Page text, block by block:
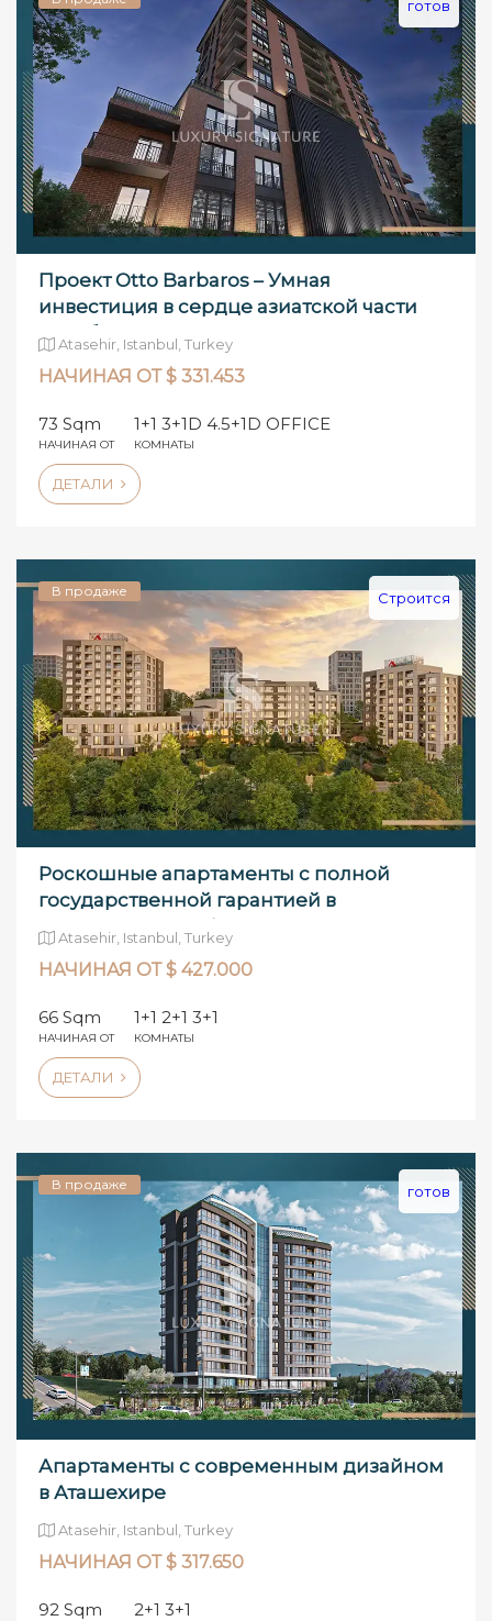
готов
Проект Otto Barbaros – Умная
инвестиция в сердце азиатской части
Стамбула
Atasehir, Istanbul, Turkey
НАЧИНАЯ ОТ $ 331.453
73 Sqm
НАЧИНАЯ ОТ
1+1 3+1D 4.5+1D OFFICE
КОМНАТЫ
ДЕТАЛИ
В продаже Строится
Роскошные апартаменты с полной
государственной гарантией в
Аташехире, азиа�
Atasehir, Istanbul, Turkey
НАЧИНАЯ ОТ $ 427.000
66 Sqm
НАЧИНАЯ ОТ
1+1 2+1 3+1
КОМНАТЫ
ДЕТАЛИ
В продаже готов
Апартаменты с современным дизайном
в Аташехире
Atasehir, Istanbul, Turkey
НАЧИНАЯ ОТ $ 317.650
92 Sqm 2+1 3+1